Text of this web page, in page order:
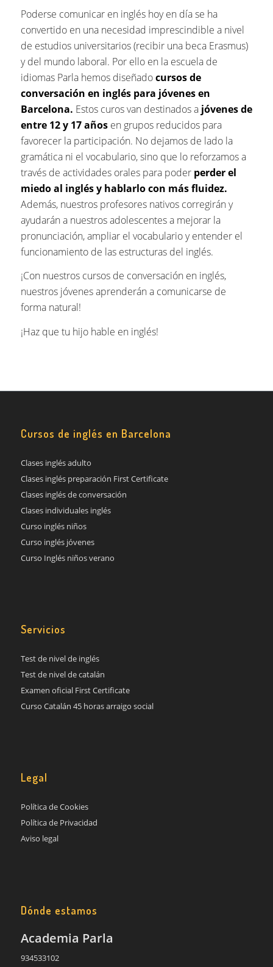
Poderse comunicar en inglés hoy en día se ha
convertido en una necesidad imprescindible a nivel
de estudios universitarios (recibir una beca Erasmus)
y del mundo laboral. Por ello en la escuela de
idiomas Parla hemos diseñadocursos de
conversación en inglés para jóvenes en
Barcelona. Estos curos van destinados a jóvenes de
entre 12 y 17 añosen grupos reducidos para
favorecer la participación. No dejamos de lado la
gramática ni el vocabulario, sino que lo reforzamos a
través de actividades orales para poder perder el
miedo al inglés y hablarlo con más fluidez.
Además, nuestros profesores nativos corregirán y
ayudarán a nuestros adolescentes a mejorar la
pronunciación, ampliar el vocabulario y entender el
funcionamiento de las estructuras del inglés.
¡Con nuestros cursos de conversación en inglés,
nuestros jóvenes aprenderán a comunicarse de
forma natural!
¡Haz que tu hijo hable en inglés!
Cursos de inglés en Barcelona
Clases inglés adulto
Clases inglés preparación First Certificate
Clases inglés de conversación
Clases individuales inglés
Curso inglés niños
Curso inglés jóvenes
Curso Inglés niños verano
Servicios
Test de nivel de inglés
Test de nivel de catalán
Examen oficial First Certificate
Curso Catalán 45 horas arraigo social
Legal
Política de Cookies
Política de Privacidad
Aviso legal
Dónde estamos
Academia Parla
934533102